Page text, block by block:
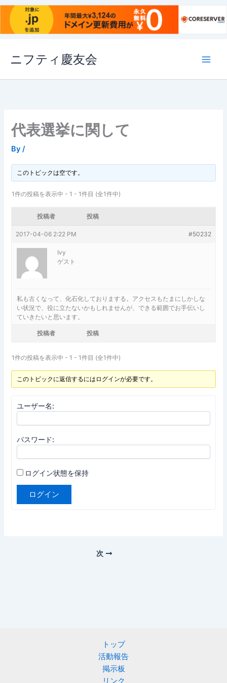
ス
ニフティ慶友会
代表選挙に関して
By/
このトピックは空です。
1件の投稿を表示中 - 1 - 1件目 (全1件中)
投稿者 投稿
2017-04-06 2:22 PM #50232
Ivy
ゲスト
私も古くなって、化石化しておりまする。アクセスもたまにしかしな
い状況で、役に立たないかもしれませんが、できる範囲でお手伝いし
ていきたいと思います。
投稿者 投稿
1件の投稿を表示中 - 1 - 1件目 (全1件中)
このトピックに返信するにはログインが必要です。
ユーザー名:
パスワード:
ログイン状態を保持
ログイン
次
トップ
活動報告
掲示板